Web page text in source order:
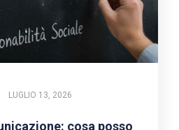
LUGLIO 13, 2026
cosa posso